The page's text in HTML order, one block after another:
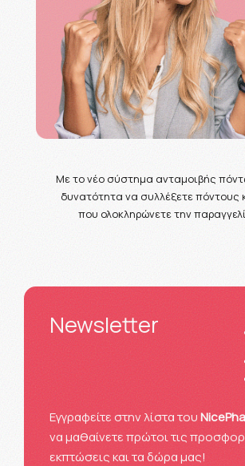
Με το νέο σύστημα ανταμοιβής
δυνατότητα να συλλέξετε
που ολοκληρώνετε την
Newsletter
Eγγραφείτε στην λίστα του
να μαθαίνετε πρώτοι τις
εκπτώσεις και τα δώρα μας!